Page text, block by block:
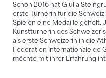
Schon 2016 hat Giulia
erste Turnerin für die
Spielen eine Medaille geholt.
Kunstturnerin des
als erste Schweizerin in die
Fédération Internationale de
möchte mit ihrer Erfahrung